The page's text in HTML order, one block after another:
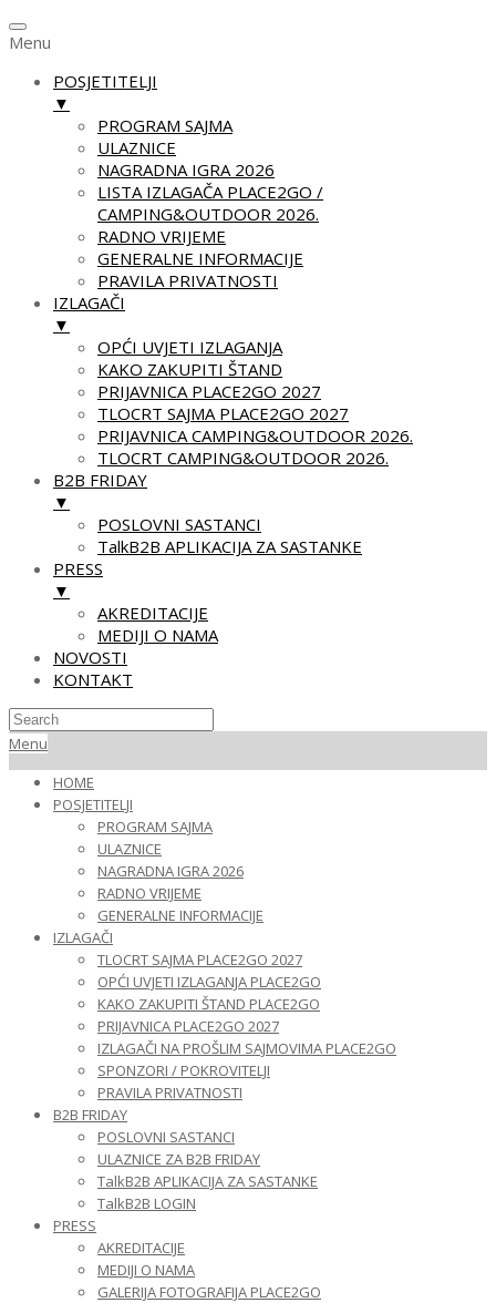
Menu
POSJETITELJI
▼
PROGRAM SAJMA
ULAZNICE
NAGRADNA IGRA 2026
LISTA IZLAGAČA PLACE2GO /
CAMPING&OUTDOOR 2026.
RADNO VRIJEME
GENERALNE INFORMACIJE
PRAVILA PRIVATNOSTI
IZLAGAČI
▼
OPĆI UVJETI IZLAGANJA
KAKO ZAKUPITI ŠTAND
PRIJAVNICA PLACE2GO 2027
TLOCRT SAJMA PLACE2GO 2027
PRIJAVNICA CAMPING&OUTDOOR 2026.
TLOCRT CAMPING&OUTDOOR 2026.
B2B FRIDAY
▼
POSLOVNI SASTANCI
TalkB2B APLIKACIJA ZA SASTANKE
PRESS
▼
AKREDITACIJE
MEDIJI O NAMA
NOVOSTI
KONTAKT
Skip
content
Primary
Menu
Menu
HOME
POSJETITELJI
PROGRAM SAJMA
ULAZNICE
NAGRADNA IGRA 2026
RADNO VRIJEME
GENERALNE INFORMACIJE
IZLAGAČI
TLOCRT SAJMA PLACE2GO 2027
OPĆI UVJETI IZLAGANJA PLACE2GO
KAKO ZAKUPITI ŠTAND PLACE2GO
PRIJAVNICA PLACE2GO 2027
IZLAGAČI NA PROŠLIM SAJMOVIMA PLACE2GO
SPONZORI / POKROVITELJI
PRAVILA PRIVATNOSTI
B2B FRIDAY
POSLOVNI SASTANCI
ULAZNICE ZA B2B FRIDAY
TalkB2B APLIKACIJA ZA SASTANKE
TalkB2B LOGIN
PRESS
AKREDITACIJE
MEDIJI O NAMA
GALERIJA FOTOGRAFIJA PLACE2GO